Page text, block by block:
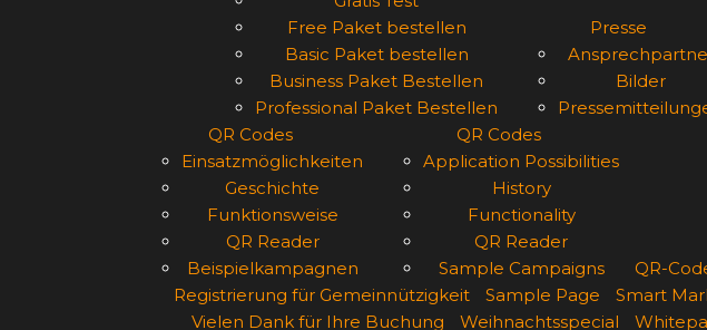
Free Paket bestellen
Basic Paket bestellen
Business Paket Bestellen
Professional Paket Bestellen
Presse
Bilder
QR Codes
Einsatzmöglichkeiten
Geschichte
Funktionsweise
QR Reader
Beispielkampagnen
QR Codes
Application Possibilities
History
Functionality
QR Reader
Sample Campaigns
QR-
Registrierung für Gemeinnützigkeit
Sample Page Smart
Vielen Dank für Ihre Buchung
Weihnachtsspecial